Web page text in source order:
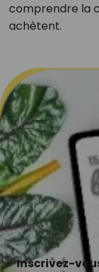
comprendre la
achètent.
Inscrivez-